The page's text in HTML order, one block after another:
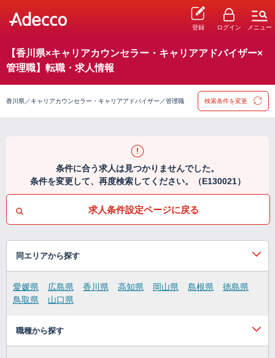
登録 ログイン メニュー
【香川県×キャリアカウンセラー・キャリアアドバイザー×
管理職】転職・求人情報
香川県／キャリアカウンセラー・キャリアアドバイザー／管理職 検索条件を変更
条件に合う求人は見つかりませんでした。
条件を変更して、再度検索してください。（E130021）
求人条件設定ページに戻る
同エリアから探す
愛媛県 広島県 香川県 高知県 岡山県 島根県
徳島県
鳥取県
山口県
職種から探す